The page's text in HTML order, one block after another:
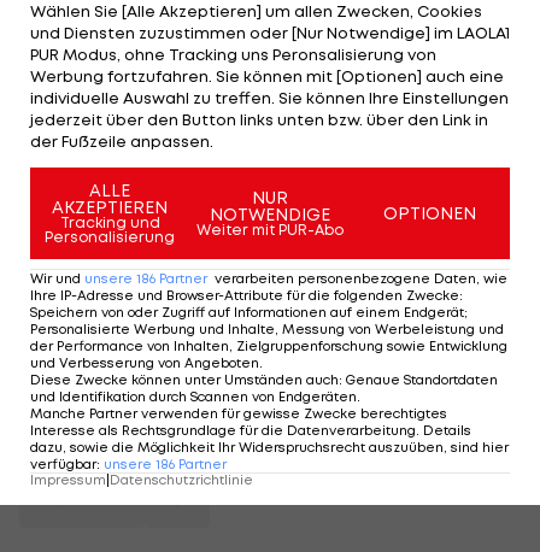
Mehr zum Thema
Ex-Liverpool-Kapitän
vor Rückkehr in die
Premier League
Premier League
der Bayern
Deutsche
Wählen Sie [Alle Akzeptieren] um allen Zwecken, Cookies
und Diensten zuzustimmen oder [Nur Notwendige] im LAOLA1
PUR Modus, ohne Tracking uns Peronsalisierung von
Werbung fortzufahren. Sie können mit [Optionen] auch eine
individuelle Auswahl zu treffen. Sie können Ihre Einstellungen
jederzeit über den Button links unten bzw. über den Link in
der Fußzeile anpassen.
ALLE
AKZEPTIEREN
Tracking und
Personalisierung
NUR
NOTWENDIGE
Weiter mit PUR-Abo
OPTIONEN
Wir und unsere 186 Partner verarbeiten personenbezogene Daten, wie
Ihre IP-Adresse und Browser-Attribute für die folgenden Zwecke:
Speichern von oder Zugriff auf Informationen auf einem Endgerät;
Personalisierte Werbung und Inhalte, Messung von Werbeleistung und
der Performance von Inhalten, Zielgruppenforschung sowie Entwicklung
und Verbesserung von Angeboten.
Diese Zwecke können unter Umständen auch: Genaue Standortdaten
und Identifikation durch Scannen von Endgeräten.
Manche Partner verwenden für gewisse Zwecke berechtigtes
Interesse als Rechtsgrundlage für die Datenverarbeitung. Details
dazu, sowie die Möglichkeit Ihr Widerspruchsrecht auszuüben, sind hier
verfügbar: unsere 186 Partner
Impressum Datenschutzrichtlinie